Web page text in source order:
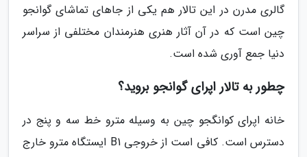
گالری مدرن در این تالار هم یکی از جاهای تماشای گوانجو
چین است که در آن آثار هنری هنرمندان مختلفی از سراسر
دنیا جمع آوری شده است.
چطور به تالار اپرای گوانجو بروید؟
خانه اپرای کوانگجو چین به وسیله مترو خط سه و پنج در
دسترس است. کافی است از خروجی B1 ایستگاه مترو خارج